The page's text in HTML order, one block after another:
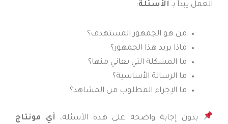
العمل يبدأ بـالأسئلة:
من هو الجمهور المستهدف؟
ماذا يريد هذا الجمهور؟
ما المشكلة التي يعاني منها؟
ما الرسالة الأساسية؟
ما الإجراء المطلوب من المشاهد؟
بدون إجابة واضحة على هذه الأسئلة،أي مونتاج